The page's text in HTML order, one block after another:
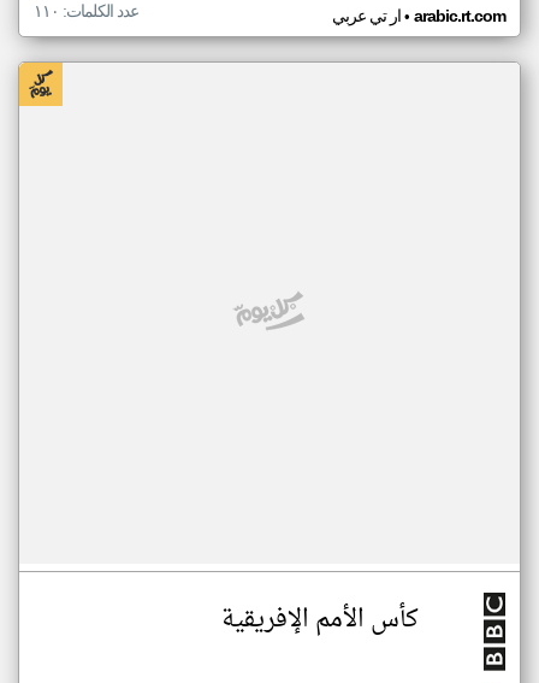
ار تي عربي• arabic.rt.com عدد الكلمات: ١١٠
كأس الأمم الإفريقية